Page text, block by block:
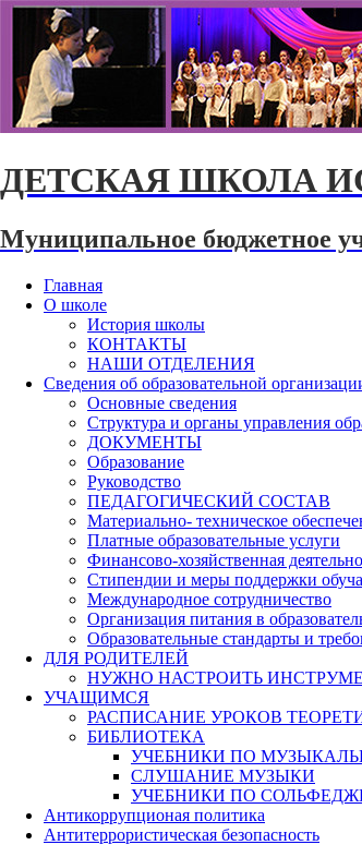
ДЕТСКАЯ ШКОЛА
Муниципальное бюджетное
Главная
О школе
История школы
КОНТАКТЫ
НАШИ ОТДЕЛЕНИЯ
Сведения об образовательной
Основные сведения
Структура и органы управления
ДОКУМЕНТЫ
Образование
Руководство
ПЕДАГОГИЧЕСКИЙ СОСТАВ
Материально- техническое
Платные образовательные услуги
Финансово-хозяйственная
Стипендии и меры поддержки
Международное сотрудничество
Организация питания в
Образовательные стандарты и
ДЛЯ РОДИТЕЛЕЙ
НУЖНО НАСТРОИТЬ
УЧАЩИМСЯ
РАСПИСАНИЕ УРОКОВ
БИБЛИОТЕКА
УЧЕБНИКИ ПО
СЛУШАНИЕ МУЗЫКИ
УЧЕБНИКИ ПО
Антикоррупционая политика
Антитеррористическая безопасность